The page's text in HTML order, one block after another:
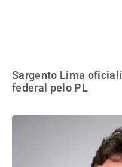
Sargento Lima
federal pelo PL